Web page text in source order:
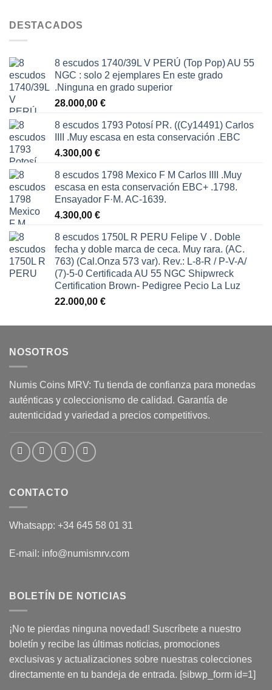
DESTACADOS
8 escudos 1740/39L V PERÚ (Top Pop) AU 55
NGC : solo 2 ejemplares En este grado
.Ninguna en grado superior
28.000,00 €
8 escudos 1793 Potosí PR. ((Cy14491) Carlos
IIII .Muy escasa en esta conservación .EBC
4.300,00 €
8 escudos 1798 Mexico F M Carlos IIII .Muy
escasa en esta conservación EBC+ .1798.
Ensayador F·M. AC-1639.
4.300,00 €
8 escudos 1750L R PERU Felipe V . Doble
fecha y doble marca de ceca. Muy rara. (AC.
763) (Cal.Onza 573 var). Rev.: L-8-R / P-V-A/
(7)-5-0 Certificada AU 55 NGC Shipwreck
Certification Brown- Pedigree Pecio La Luz
22.000,00 €
NOSOTROS
Numis Coins MRV: Tu tienda de confianza para monedas
auténticas y coleccionismo de calidad. Garantía de
autenticidad y variedad a precios competitivos.
CONTACTO
Whatsapp: +34 645 58 01 31
E-mail: info@numismrv.com
BOLETÍN DE NOTICIAS
¡No te pierdas ninguna novedad! Suscríbete a nuestro
boletín y recibe las últimas noticias, promociones
exclusivas y actualizaciones sobre nuestras colecciones
directamente en tu bandeja de entrada. [sibwp_form id=1]